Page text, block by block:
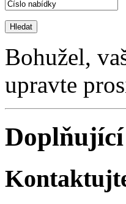
Bohužel,
upravte
Doplňující